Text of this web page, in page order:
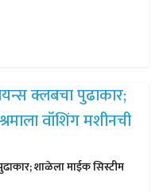
शाळेला माईक सिस्टीम